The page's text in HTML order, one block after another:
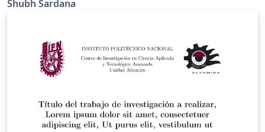
Shubh Sardana